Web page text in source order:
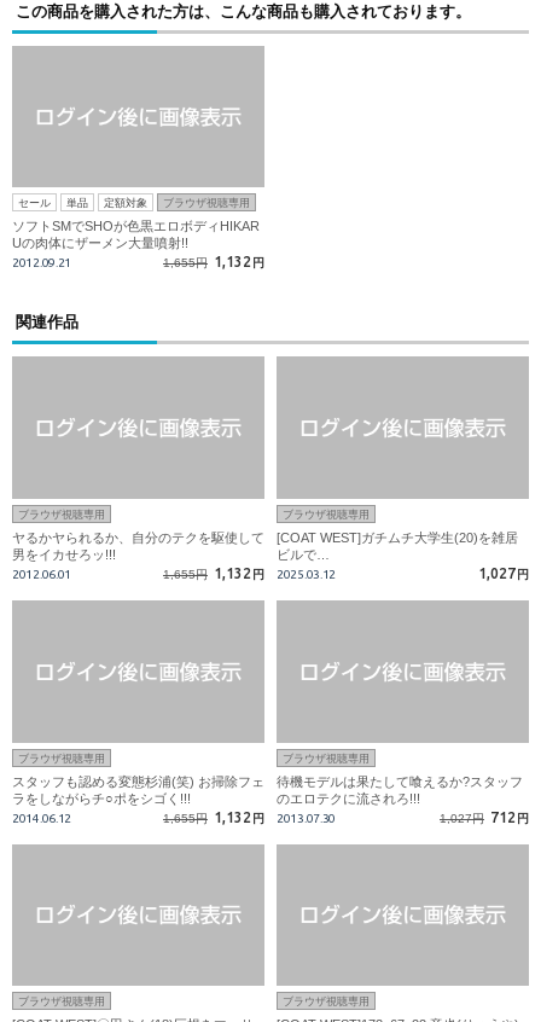
この商品を購入された方は、こんな商品も購入されております。
セール 単品 定額対象 ブラウザ視聴専用
ソフトSMでSHOが色黒エロボディHIKAR
Uの肉体にザーメン大量噴射!!
2012.09.21 1,655円 1,132 円
関連作品
ブラウザ視聴専用
ヤるかヤられるか、自分のテクを駆使して
男をイカせろッ!!!
2012.06.01 1,655円 1,132 円
ブラウザ視聴専用
[COAT WEST]ガチムチ大学生(20)を雑居
ビルで…
2025.03.12 1,027 円
ブラウザ視聴専用
スタッフも認める変態杉浦(笑) お掃除フェ
ラをしながらチ○ポをシゴく!!!
2014.06.12 1,655円 1,132 円
ブラウザ視聴専用
待機モデルは果たして喰えるか?スタッフ
のエロテクに流されろ!!!
2013.07.30 1,027円 712 円
ブラウザ視聴専用 ブラウザ視聴専用